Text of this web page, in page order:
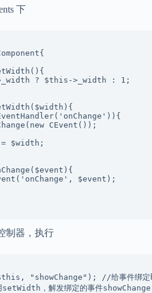
下
? $this->_width : 1;
CEvent());
= $width;
$event);
制器，执行
"showChange"); //给事件绑
，解发绑定的事件